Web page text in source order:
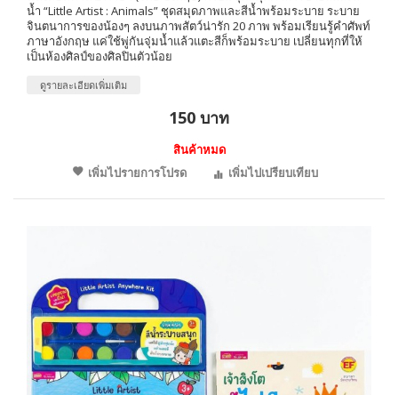
น้ำ “Little Artist : Animals” ชุดสมุดภาพและสีน้ำพร้อมระบาย ระบาย
จินตนาการของน้องๆ ลงบนภาพสัตว์น่ารัก 20 ภาพ พร้อมเรียนรู้คำศัพท์
ภาษาอังกฤษ แค่ใช้พู่กันจุ่มน้ำแล้วแตะสีก็พร้อมระบาย เปลี่ยนทุกที่ให้
เป็นห้องศิลป์ของศิลปินตัวน้อย
ดูรายละเอียดเพิ่มเติม
150 บาท
สินค้าหมด
เพิ่มไปรายการโปรด
เพิ่มไปเปรียบเทียบ